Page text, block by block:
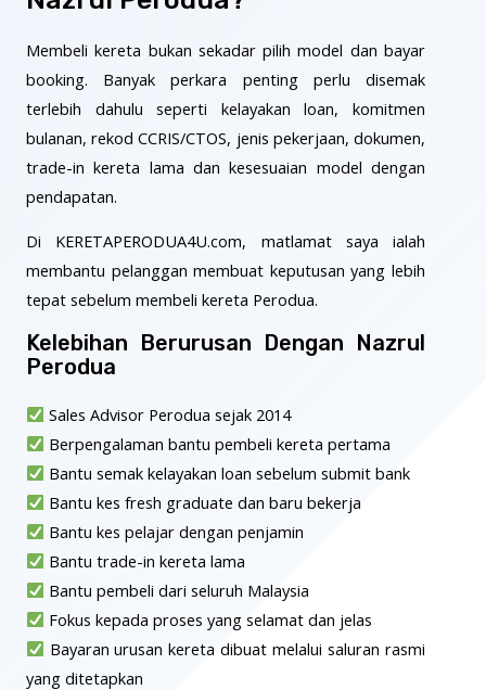
Membeli kereta bukan sekadar pilih model dan bayar
booking. Banyak perkara penting perlu disemak
terlebih dahulu seperti kelayakan loan, komitmen
bulanan, rekod CCRIS/CTOS, jenis pekerjaan, dokumen,
trade-in kereta lama dan kesesuaian model dengan
pendapatan.
Di KERETAPERODUA4U.com, matlamat saya ialah
membantu pelanggan membuat keputusan yang lebih
tepat sebelum membeli kereta Perodua.
Kelebihan Berurusan Dengan Nazrul
Perodua
Sales Advisor Perodua sejak 2014
Berpengalaman bantu pembeli kereta pertama
Bantu semak kelayakan loan sebelum submit bank
Bantu kes fresh graduate dan baru bekerja
Bantu kes pelajar dengan penjamin
Bantu trade-in kereta lama
Bantu pembeli dari seluruh Malaysia
Fokus kepada proses yang selamat dan jelas
Bayaran urusan kereta dibuat melalui saluran rasmi
yang ditetapkan